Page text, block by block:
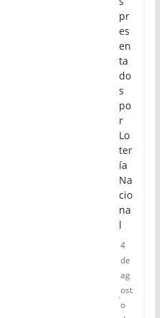
pr
es
en
ta
do
s
po
r
Lo
ter
ía
Na
cio
na
l
4
de
ag
ost
o